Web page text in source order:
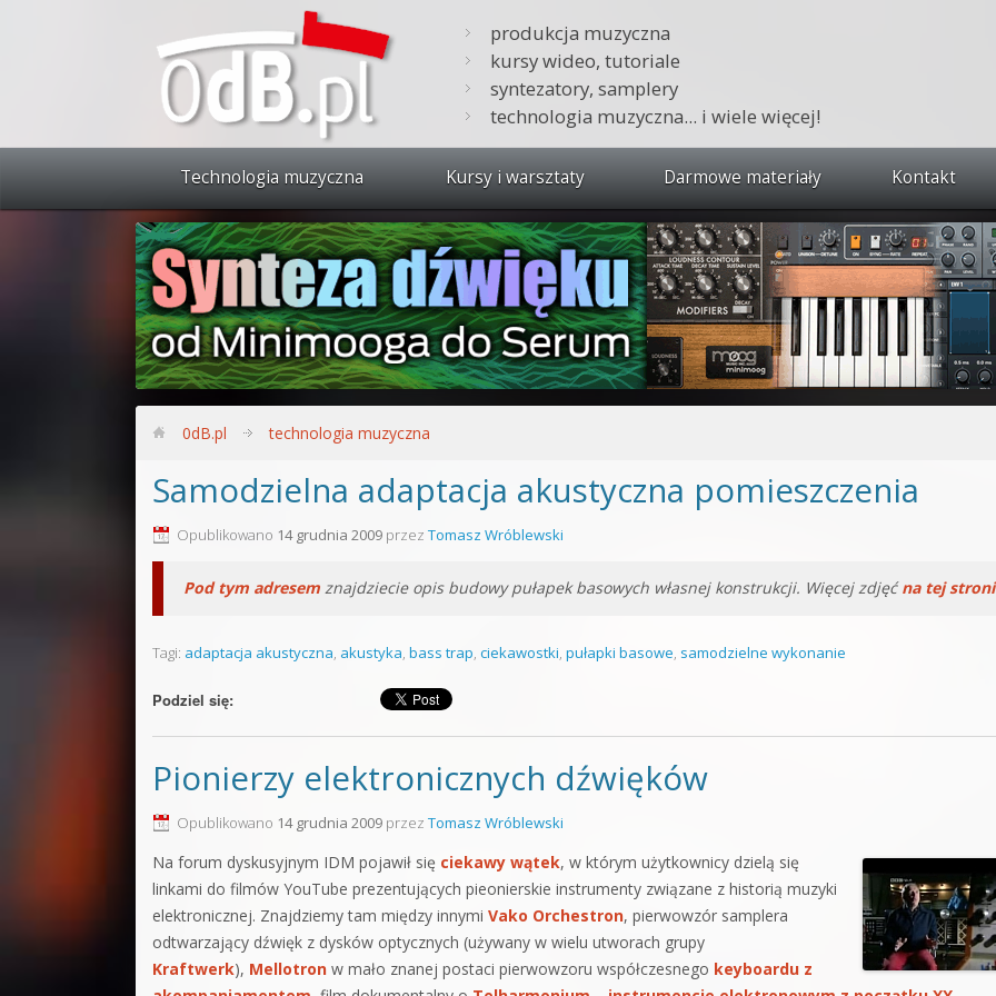
produkcja muzyczna
kursy wideo, tutoriale
syntezatory, samplery
technologia muzyczna... i wiele więcej!
Technologia muzyczna Kursy i warsztaty
Zobacz wszystkie kursy i warsztaty
Synteza dźwięku 🔥
Produkcja muzyczna w praktyce
Bitwig Studio od podstaw
Sound Forge od podstaw
Pakiety
Darmowe materiały Kontakt
0dB.pl technologia muzyczna
Samodzielna adaptacja akustyczna pomieszczenia
Opublikowano 14 grudnia 2009 przez Tomasz Wróblewski
Pod tym adresem znajdziecie opis budowy pułapek basowych własnej konstrukcji. Więcej zdjęćna tej
Tagi: adaptacja akustyczna, akustyka, bass trap, ciekawostki, pułapki basowe, samodzielne wykonanie
Podziel się:
Pionierzy elektronicznych dźwięków
Opublikowano 14 grudnia 2009 przez Tomasz Wróblewski
Na forum dyskusyjnym IDM pojawił się ciekawy wątek, w którym użytkownicy dzielą się
linkami do filmów YouTube prezentujących pieonierskie instrumenty związane z historią muzyki
elektronicznej. Znajdziemy tam między innymi Vako Orchestron, pierwowzór samplera
odtwarzający dźwięk z dysków optycznych (używany w wielu utworach grupy
Kraftwerk), Mellotron w mało znanej postaci pierwowzoru współczesnego keyboardu z